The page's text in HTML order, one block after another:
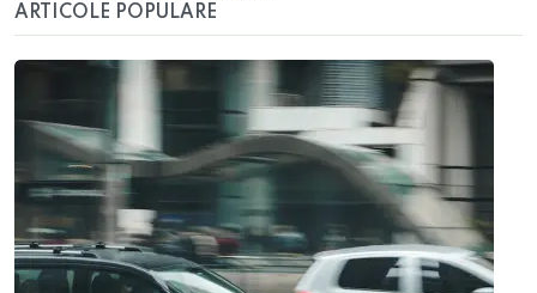
ARTICOLE POPULARE